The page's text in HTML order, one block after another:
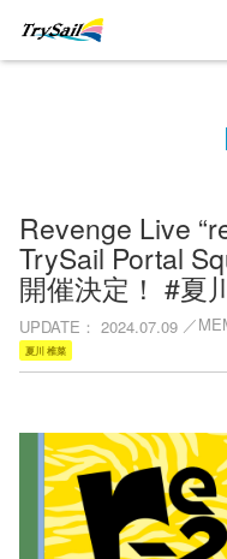
Revenge Live
TrySail Portal
開催決定！ #夏
UPDATE 2024.07.09
夏川 椎菜